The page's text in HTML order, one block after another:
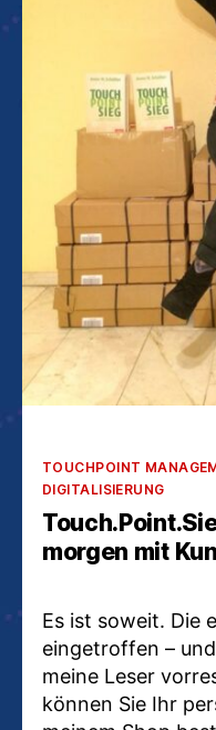
Kategorien
TOUCHPOINT
DIGITALISIERUNG
morgen mit
Es ist soweit. Die
eingetroffen –
meine Leser
können Sie Ihr